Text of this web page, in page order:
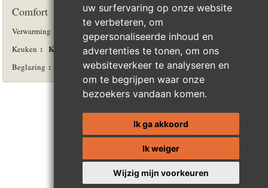
uw surfervaring op onze website
te verbeteren, om
gepersonaliseerde inhoud en
advertenties te tonen, om ons
websiteverkeer te analyseren en
om te begrijpen waar onze
bezoekers vandaan komen.
Ik ga akkoord
Ik weiger
Wijzig mijn voorkeuren
Comfort
Verwarming
Keuken : Kasten met toestellen
Beglazing :